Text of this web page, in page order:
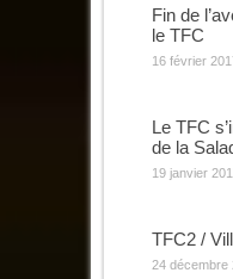
Fin de
le TFC
16 février
Le TFC
de la
19 janvier
TFC2 /
24 décembre